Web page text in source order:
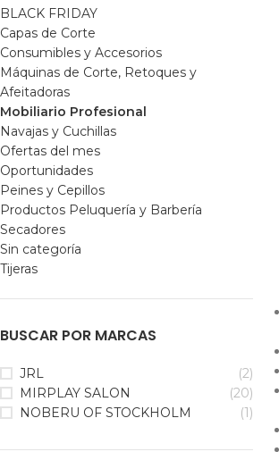
BLACK FRIDAY
Capas de Corte
Consumibles y Accesorios
Máquinas de Corte, Retoques y
Afeitadoras
Mobiliario Profesional
Navajas y Cuchillas
Ofertas del mes
Oportunidades
Peines y Cepillos
Productos Peluquería y Barbería
Secadores
Sin categoría
Tijeras
BUSCAR POR MARCAS
JRL
(2)
MIRPLAY SALON
(20)
NOBERU OF STOCKHOLM
(1)